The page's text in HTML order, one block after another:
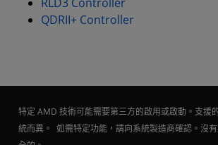
QDRII+ Controller
特定 AMD 技術可能需要第三方的啟用或啟動。支援
統而異。 如需特定功能，請向系統製造商確認。沒